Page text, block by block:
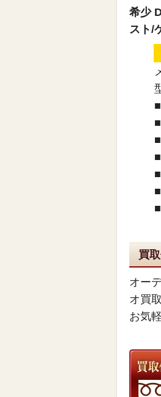
希少
スト/
買
オー
オ買
お気